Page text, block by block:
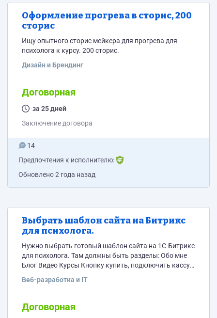
Оформление прогрева в сторис, 200
сторис
Ищу опытного сторис мейкера для прогрева для
психолога к курсу. 200 сторис.
Дизайн и Брендинг
Договорная
за 25 дней
Заключение договора
14
Предпочтения к исполнителю:
Обновлено2 года назад
Выбрать шаблон сайта на Битрикс
для психолога.
Нужно выбрать готовый шаблон сайта на 1С-Битрикс
для психолога. Там должны быть разделы: Обо мне
Блог Видео Курсы Кнопку купить, подключить кассу.
на своей. Для видео тоже самое, общая страница
странице. Разместить логотип. Поменять цвет.
Чтобы там слайды(фото можно было менять) С
Веб-разработка и IT
Договорная